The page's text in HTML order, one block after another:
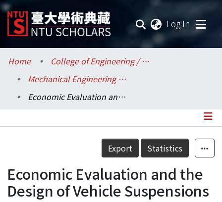
Log In
Communities & Collections
Research Outputs
Statistics
Home
College of Engineering / 工學院
Mechanical Engineering / 機械工程學系
Economic Evaluation and the Design of Vehicle Suspensions
Details
Export Statistics
Economic Evaluation and the
Design of Vehicle Suspensions